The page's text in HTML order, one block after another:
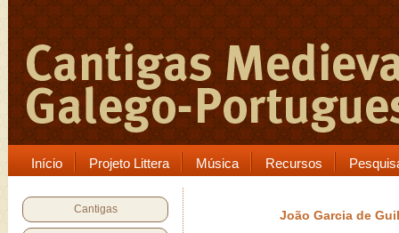
Início Projeto Littera Música Recursos
Cantigas João Garcia de